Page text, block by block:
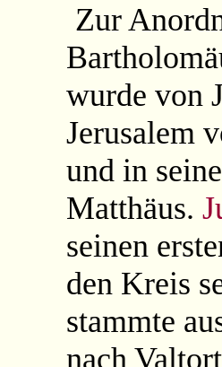
Zur
wurde von
Jerusalem
und in
Matthäus.
seinen
den Kreis
stammte
nach